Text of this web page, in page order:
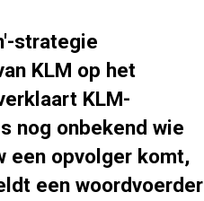
strategie
KLM op het
KLM-
nog onbekend wie
een opvolger komt,
een woordvoerder